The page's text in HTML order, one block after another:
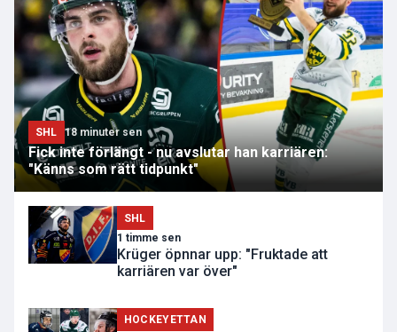
SHL 18 minuter sen
Fick inte förlängt - nu avslutar han karriären:
"Känns som rätt tidpunkt"
SHL
1 timme sen
Krüger öpnnar upp: "Fruktade att
karriären var över"
HOCKEYETTAN